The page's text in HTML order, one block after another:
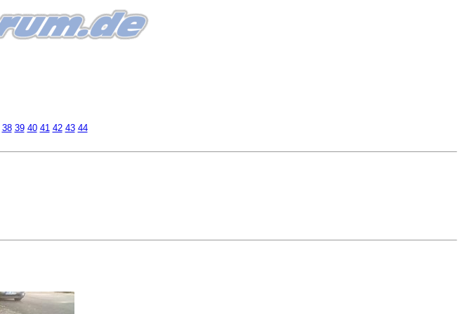
38 39 40 41 42 43 44